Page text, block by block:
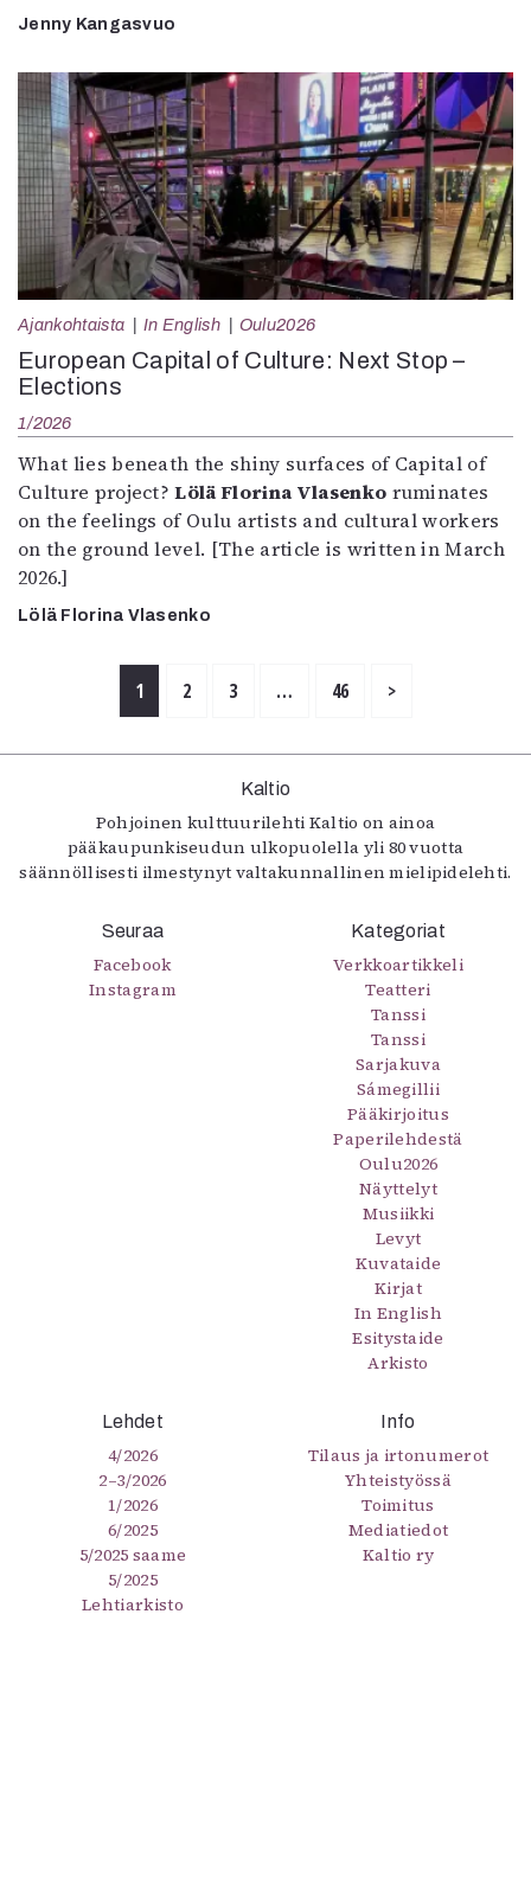
Jenny Kangasvuo
Ajankohtaista In English Oulu2026
European Capital of Culture: Next Stop –
Elections
1/2026
What lies beneath the shiny surfaces of Capital of
Culture project?Lölä Florina Vlasenko ruminates
on the feelings of Oulu artists and cultural workers
on the ground level. [The article is written in March
2026.]
Lölä Florina Vlasenko
1 2 3 … 46 >
Kaltio
Pohjoinen kulttuurilehti Kaltio on ainoa
pääkaupunkiseudun ulkopuolella yli 80 vuotta
säännöllisesti ilmestynyt valtakunnallinen mielipidelehti.
Seuraa
Facebook
Instagram
Kategoriat
Verkkoartikkeli
Teatteri
Tanssi
Tanssi
Sarjakuva
Sámegillii
Pääkirjoitus
Paperilehdestä
Oulu2026
Näyttelyt
Musiikki
Levyt
Kuvataide
Kirjat
In English
Esitystaide
Arkisto
Lehdet
4/2026
2–3/2026
1/2026
6/2025
5/2025 saame
5/2025
Lehtiarkisto
Info
Tilaus ja irtonumerot
Yhteistyössä
Toimitus
Mediatiedot
Kaltio ry